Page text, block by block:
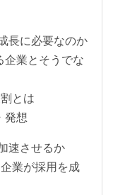
長に必要なのか
企業とそうでな
とは
発想
速させるか
業が採用を成